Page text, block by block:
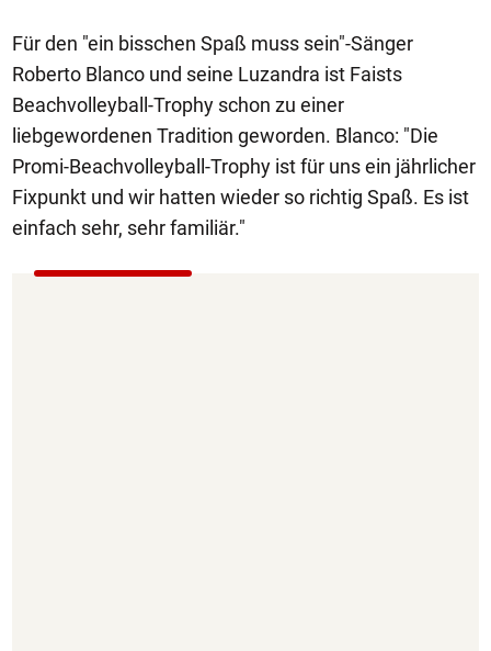
Für den "ein bisschen Spaß muss sein"-Sänger
Roberto Blanco und seine Luzandra ist Faists
Beachvolleyball-Trophy schon zu einer
liebgewordenen Tradition geworden. Blanco: "Die
Promi-Beachvolleyball-Trophy ist für uns ein jährlicher
Fixpunkt und wir hatten wieder so richtig Spaß. Es ist
einfach sehr, sehr familiär."